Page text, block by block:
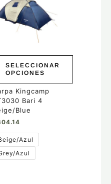
SELECCIONAR
OPCIONES
Kingcamp
Bari 4
Blue
Azul
Azul